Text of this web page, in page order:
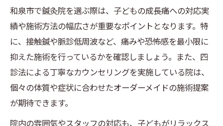
和泉市で鍼灸院を選ぶ際は、子どもの成長痛への対応実
績や施術方法の幅広さが重要なポイントとなります。特
に、接触鍼や脈診低周波など、痛みや恐怖感を最小限に
抑えた施術を行っているかを確認しましょう。また、四
診法による丁寧なカウンセリングを実施している院は、
個々の体質や症状に合わせたオーダーメイドの施術提案
が期待できます。
院内の雰囲気やスタッフの対応も、子どもがリラックス